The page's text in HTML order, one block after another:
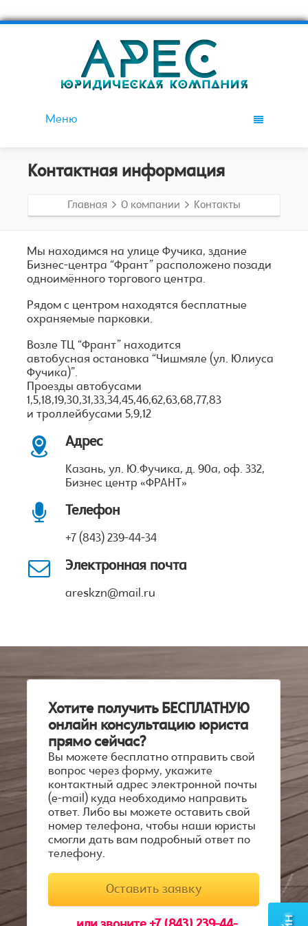
Меню
Контактная информация
Главная О компании Контакты
Мы находимся на улице Фучика, здание
Бизнес-центра “Франт” расположено позади
одноимённого торгового центра.
Рядом с центром находятся бесплатные
охраняемые парковки.
Возле ТЦ “Франт” находится
автобусная остановка “Чишмяле (ул. Юлиуса
Фучика)”.
Проезды автобусами
1,5,18,19,30,31,33,34,45,46,62,63,68,77,83
и троллейбусами 5,9,12
Адрес
Казань, ул. Ю.Фучика, д. 90а, оф. 332,
Бизнес центр «ФРАНТ»
Телефон
+7 (843) 239-44-34
Электронная почта
areskzn@mail.ru
Хотите получить БЕСПЛАТНУЮ
онлайн консультацию юриста
прямо сейчас?
Вы можете бесплатно отправить свой
вопрос через форму, укажите
контактный адрес электронной почты
(е-mail) куда необходимо направить
ответ. Либо вы можете оставить свой
номер телефона, чтобы наши юристы
смогли дать вам подробный ответ по
телефону.
Оставить заявку